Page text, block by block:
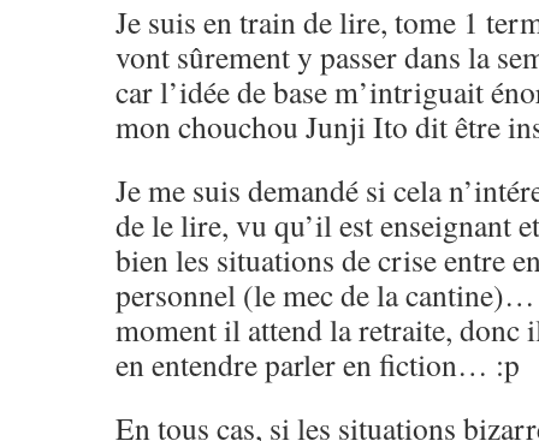
Je suis en train de lire, tome 1
vont sûrement y passer dans la
car l’idée de base m’intriguait
mon chouchou Junji Ito dit être
Je me suis demandé si cela
de le lire, vu qu’il est enseignant
bien les situations de crise entre
personnel (le mec de la
moment il attend la retraite, donc
en entendre parler en fiction… :p
En tous cas, si les situations